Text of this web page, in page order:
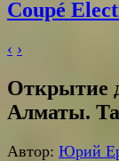
Coupé
‹ ›
Открытие
Алматы.
Автор: Юрий